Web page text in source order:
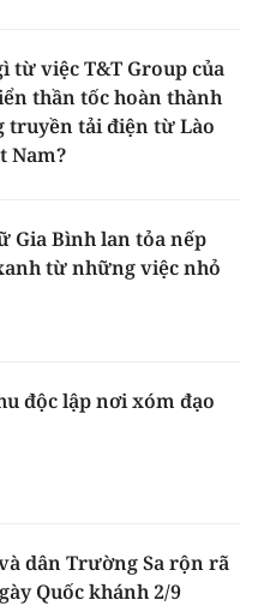
từ việc T&T Group của
thần tốc hoàn thành
truyền tải điện từ Lào
Nam?
Gia Bình lan tỏa nếp
từ những việc nhỏ
độc lập nơi xóm đạo
dân Trường Sa rộn rã
Quốc khánh 2/9